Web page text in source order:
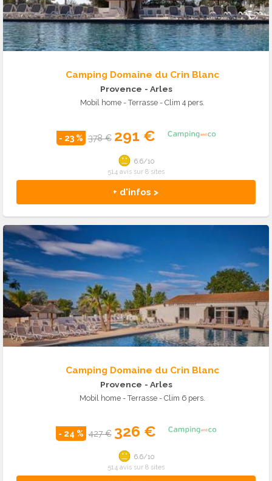
Camping Domaine du Crin Blanc
Provence - Arles
Mobil home - Terrasse - Clim 4 pers.
- 23 % 378 € 291 €
+ d'infos >
6.6/10
514 avis sur 8 sites
Camping Domaine du Crin Blanc
Provence - Arles
Mobil home - Terrasse - Clim 6 pers.
- 24 % 427 € 326 €
6.6/10
514 avis sur 8 sites